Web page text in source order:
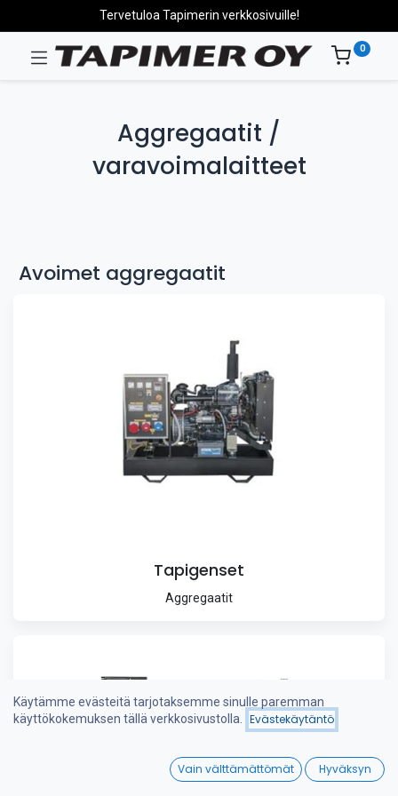
Wishlist
Tervetuloa Tapimerin verkkosivuille!
0
Aggregaatit /
varavoimalaitteet
Avoimet aggregaatit
Tapigenset
Aggregaatit
Käytämme evästeitä tarjotaksemme sinulle paremman
käyttökokemuksen tällä verkkosivustolla.
Evästekäytäntö
Vain välttämättömät Hyväksyn